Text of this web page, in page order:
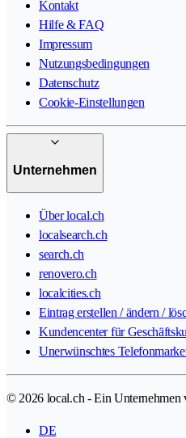
Kontakt
Hilfe & FAQ
Impressum
Nutzungsbedingungen
Datenschutz
Cookie-Einstellungen
Unternehmen
Über local.ch
localsearch.ch
search.ch
renovero.ch
localcities.ch
Eintrag erstellen / ändern /
Kundencenter für
Unerwünschtes
© 2026 local.ch - Ein Unternehmen
DE